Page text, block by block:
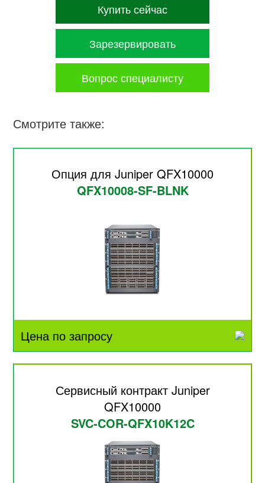
Купить сейчас
Зарезервировать
Вопрос специалисту
Смотрите также:
Опция для Juniper QFX10000
QFX10008-SF-BLNK
Цена по запросу
Сервисный контракт Juniper
QFX10000
SVC-COR-QFX10K12C